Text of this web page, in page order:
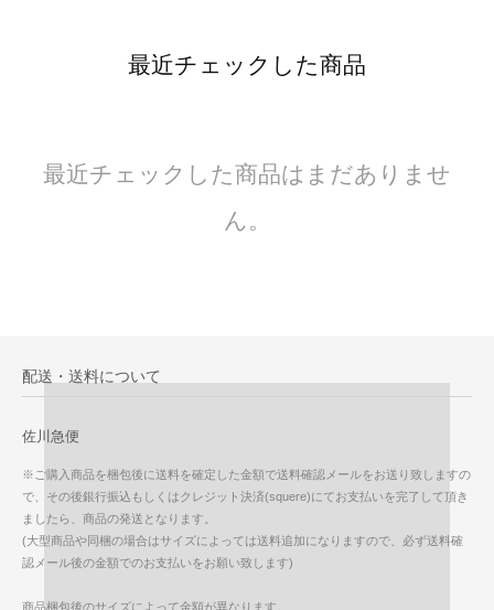
最近チェックした商品
最近チェックした商品はまだありませ
ん。
配送・送料について
佐川急便
※ご購入商品を梱包後に送料を確定した金額で送料確認メールをお送り致しますの
で、その後銀行振込もしくはクレジット決済(squere)にてお支払いを完了して頂き
ましたら、商品の発送となります。
(大型商品や同梱の場合はサイズによっては送料追加になりますので、必ず送料確
認メール後の金額でのお支払いをお願い致します)
商品梱包後のサイズによって金額が異なります。